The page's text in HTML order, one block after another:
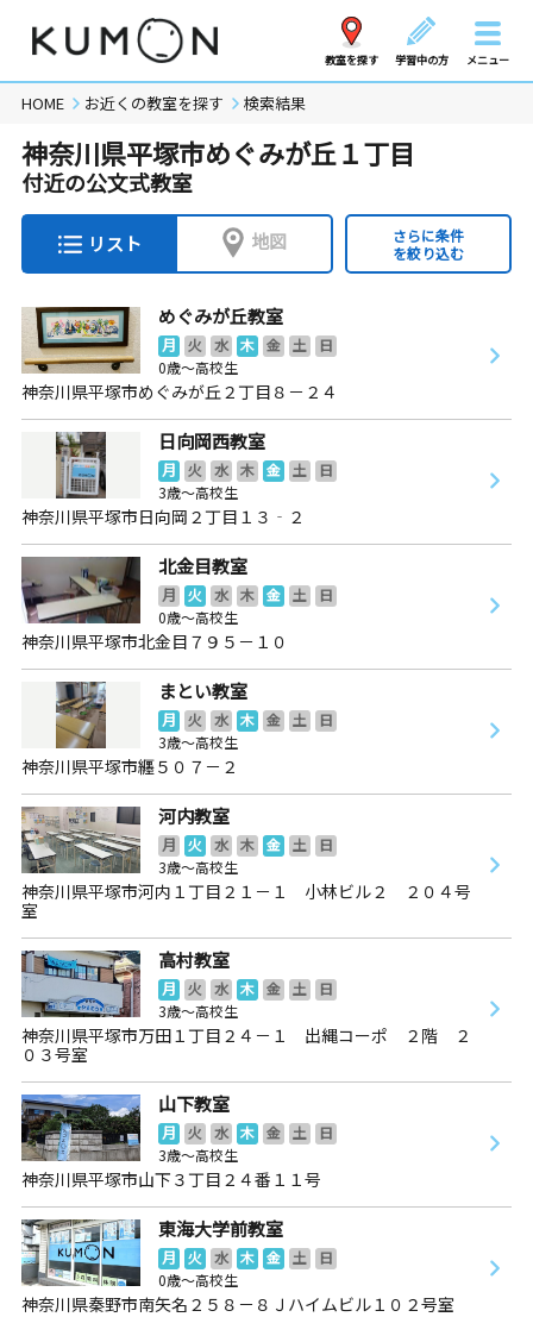
教室を探す 学習中の方 メニュー
HOME お近くの教室を探す 検索結果
神奈川県平塚市めぐみが丘１丁目
付近の公文式教室
リスト 地図
さらに条件
を絞り込む
めぐみが丘教室
月 火 水 木 金 土
日
0歳～高校生
神奈川県平塚市めぐみが丘２丁目８－２４
日向岡西教室
月 火 水 木 金 土
日
3歳～高校生
神奈川県平塚市日向岡２丁目１３‐２
北金目教室
月 火 水 木 金 土
日
0歳～高校生
神奈川県平塚市北金目７９５－１０
まとい教室
月 火 水 木 金 土
日
3歳～高校生
神奈川県平塚市纒５０７－２
河内教室
月 火 水 木 金 土
日
3歳～高校生
神奈川県平塚市河内１丁目２１－１ 小林ビル２ ２０４号
室
高村教室
月 火 水 木 金 土
日
3歳～高校生
神奈川県平塚市万田１丁目２４－１ 出縄コーポ ２階 ２
０３号室
山下教室
月 火 水 木 金 土
日
3歳～高校生
神奈川県平塚市山下３丁目２４番１１号
東海大学前教室
月 火 水 木 金 土
日
0歳～高校生
神奈川県秦野市南矢名２５８－８Ｊハイムビル１０２号室